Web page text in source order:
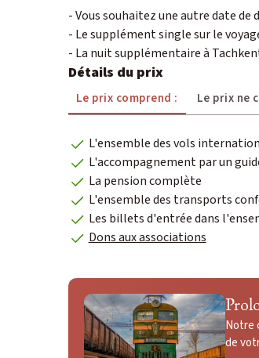
- Vous souhaitez une autre date de
- Le supplément single sur le
- La nuit supplémentaire à
Détails du prix
Le prix comprend : Le prix ne
L'ensemble des vols
L'accompagnement par un
La pension complète
L'ensemble des transports
Les billets d'entrée dans
Dons aux associations
Notre
de